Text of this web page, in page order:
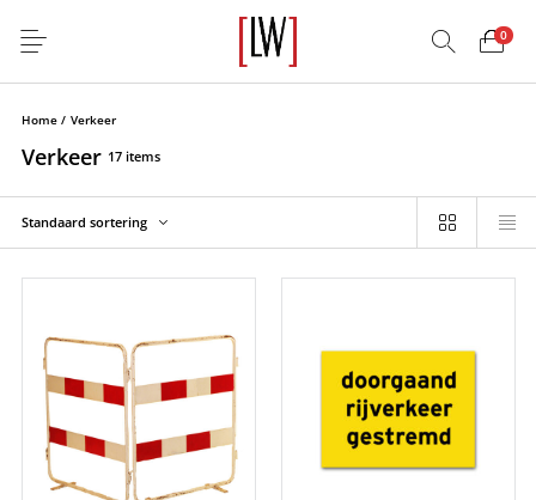
0
Home / Verkeer
Verkeer 17 items
Standaard sortering